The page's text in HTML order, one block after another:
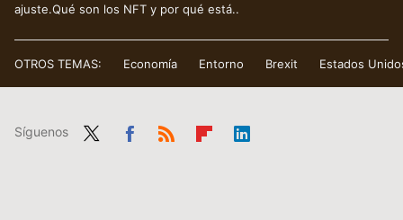
ajuste.Qué son los NFT y por qué está..
OTROS TEMAS: Economía Entorno Brexit Estados
Síguenos